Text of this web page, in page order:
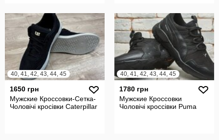
40, 41, 42, 43, 44, 45
1650 грн
Мужские Кроссовки-Сетка-
Чоловічі кросівки Caterpillar
40, 41, 42, 43, 44, 45
1780 грн
Мужские Кроссовки
Чоловічі кроссівки Puma